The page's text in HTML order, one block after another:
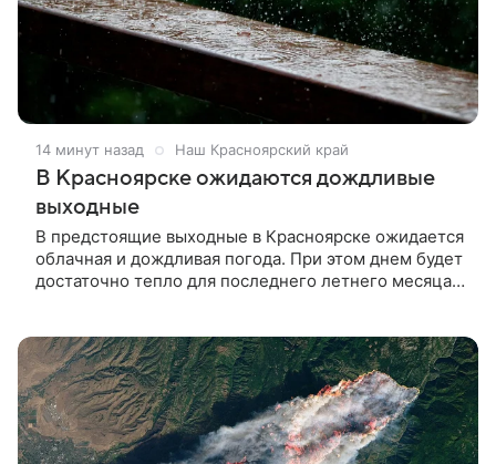
14 минут назад Наш Красноярский край
В Красноярске ожидаются дождливые
выходные
В предстоящие выходные в Красноярске ожидается
облачная и дождливая погода. При этом днем будет
достаточно тепло для последнего летнего месяца